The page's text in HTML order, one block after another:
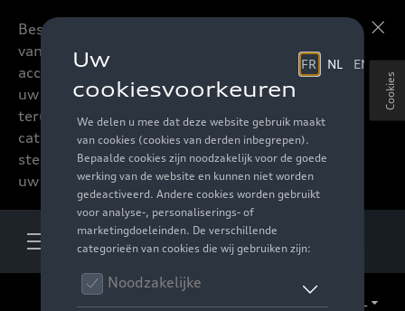
Beste accessoires-lovers,
vanaf nu kan u het hele
accessoire assortiment van
uw favoriete merk
terugvinden in de online
catalogus. Deze kunnen
steeds besteld worden via
uw verdeler.
Cookies